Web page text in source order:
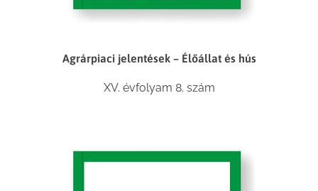
Agrárpiaci jelentések – Élőállat és hús
XV. évfolyam 8. szám